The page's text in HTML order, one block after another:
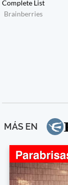
MÁS EN